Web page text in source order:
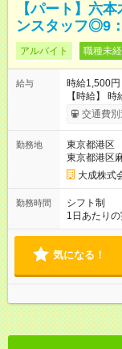
【パート】六
ンスタッフ◎9
アルバイト 職種未
給与
時給1,500円
【時給】 時給 1,500
支払。 ●通
一番安いルートで
象となります。 【試用期間】試用期間あり 試用期
ヶ月 雇用形
交通費別
勤務地
東京都港区
東京都港区
大成株式
勤務時間
シフト制
1日あたり
トをお選びください。 シフト 9：
気になる！